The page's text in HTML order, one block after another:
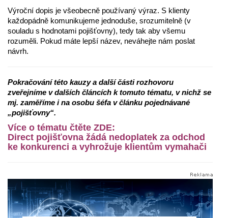
Výroční dopis je všeobecně používaný výraz. S klienty
každopádně komunikujeme jednoduše, srozumitelně (v
souladu s hodnotami pojišťovny), tedy tak aby všemu
rozuměli. Pokud máte lepší název, neváhejte nám poslat
návrh.
Pokračování této kauzy a další části rozhovoru
zveřejníme v dalších článcích k tomuto tématu, v nichž se
mj. zaměříme i na osobu šéfa v článku pojednávané
„pojišťovny“.
Více o tématu čtěte ZDE:
Direct pojišťovna žádá nedoplatek za odchod
ke konkurenci a vyhrožuje klientům vymahači